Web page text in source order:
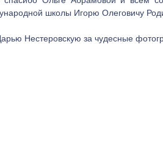
школы Игорю Олеговичу
Дарью Нестеровскую за чудесные